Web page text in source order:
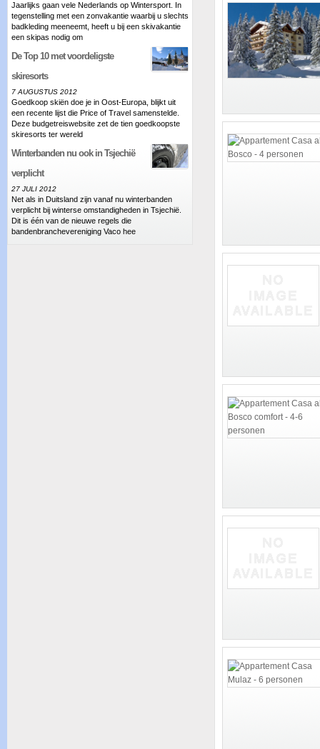
Jaarlijks gaan vele Nederlands op Wintersport. In
tegenstelling met een zonvakantie waarbij u slechts
badkleding meeneemt, heeft u bij een skivakantie
een skipas nodig om
De Top 10 met voordeligste
skiresorts
7 AUGUSTUS 2012
Goedkoop skiën doe je in Oost-Europa, blijkt uit
een recente lijst die Price of Travel samenstelde.
Deze budgetreiswebsite zet de tien goedkoopste
skiresorts ter wereld
Winterbanden nu ook in Tsjechië
verplicht
27 JULI 2012
Net als in Duitsland zijn vanaf nu winterbanden
verplicht bij winterse omstandigheden in Tsjechië.
Dit is één van de nieuwe regels die
bandenbranchevereniging Vaco hee